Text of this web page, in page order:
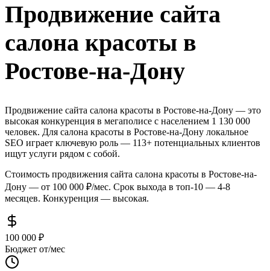
Продвижение сайта
салона красоты в
Ростове-на-Дону
Продвижение сайта салона красоты в Ростове-на-Дону — это
высокая конкуренция в мегаполисе с населением 1 130 000
человек. Для салона красоты в Ростове-на-Дону локальное
SEO играет ключевую роль — 113+ потенциальных клиентов
ищут услуги рядом с собой.
Стоимость продвижения сайта салона красоты в Ростове-на-
Дону — от 100 000 ₽/мес. Срок выхода в топ-10 — 4-8
месяцев. Конкуренция — высокая.
100 000 ₽
Бюджет от/мес